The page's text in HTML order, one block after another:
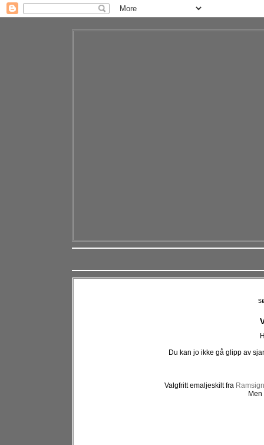
Du kan jo ikke gå glipp av
Valgfritt emaljeskilt fra Ramsign